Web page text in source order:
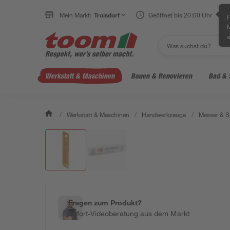
Mein Markt: Troisdorf Geöffnet bis 20:00 Uhr
Werkstatt & Maschinen Bauen & Renovieren Bad &
/ Werkstatt & Maschinen / Handwerkzeuge / Messer &
Fragen zum Produkt?
Sofort-Videoberatung aus dem Markt